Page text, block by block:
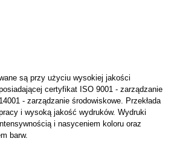
są przy użyciu wysokiej jakości
certyfikat ISO 9001 - zarządzanie
- zarządzanie środowiskowe. Przekłada
i wysoką jakość wydruków. Wydruki
i nasyceniem koloru oraz
barw.